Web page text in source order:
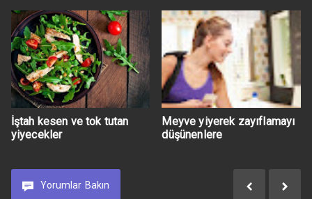
İştah kesen ve tok tutan
yiyecekler
Meyve yiyerek zayıflamayı
düşünenlere
Yorumlar Bakın